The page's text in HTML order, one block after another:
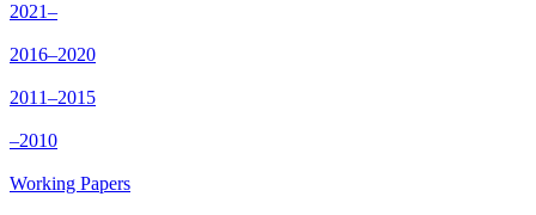
2021–
2016–2020
2011–2015
–2010
Working Papers